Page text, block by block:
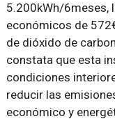
5.200kWh/6meses,
económicos de
de dióxido de
constata que esta
condiciones
reducir las
económico y